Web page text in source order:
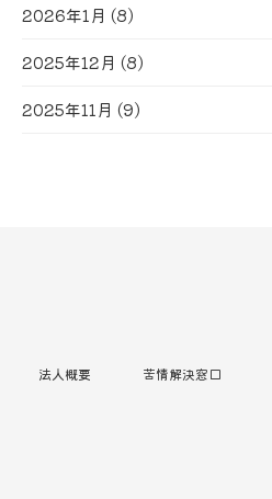
2026年1月 (8)
2025年12月 (8)
2025年11月 (9)
法人概要 苦情解決窓口